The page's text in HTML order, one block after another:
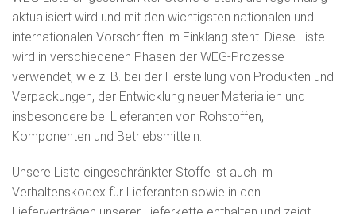
aktualisiert wird und mit den wichtigsten nationalen und
internationalen Vorschriften im Einklang steht. Diese Liste
wird in verschiedenen Phasen der WEG-Prozesse
verwendet, wie z. B. bei der Herstellung von Produkten und
Verpackungen, der Entwicklung neuer Materialien und
insbesondere bei Lieferanten von Rohstoffen,
Komponenten und Betriebsmitteln.
Unsere Liste eingeschränkter Stoffe ist auch im
Verhaltenskodex für Lieferanten sowie in den